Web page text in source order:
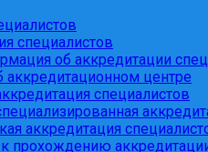
специалистов
об аккредитации
аккредитационном центре
специалистов
аккредитация
прохождению